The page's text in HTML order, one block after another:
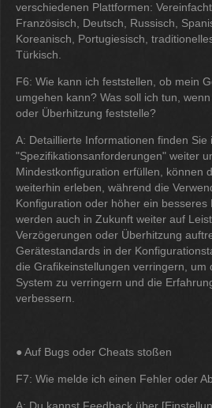
verschiedenen Plattformen:
Französisch, Deutsch, Russisch,
Koreanisch, Portugiesisch,
Türkisch.
F6: Wie kann ich feststellen, ob mein
umgehen kann? Was soll ich tun,
oder Überhitzung feststelle?
A: Detaillierte Informationen finden Sie
"Spezifikationsanforderungen" weiter
Mindestkonfiguration erfüllen, können
weiterhin erleben, während die
Konfiguration oder höher ein besseres
werden auch in Zukunft weiter auf
Verzögerungen oder Überhitzung
Gerätestandards in der
die Grafikeinstellungen verringern, um
System zu verringern und die
verbessern.
● Auf Bugs oder Cheats stoßen
F7: Wie melde ich einen Fehler oder